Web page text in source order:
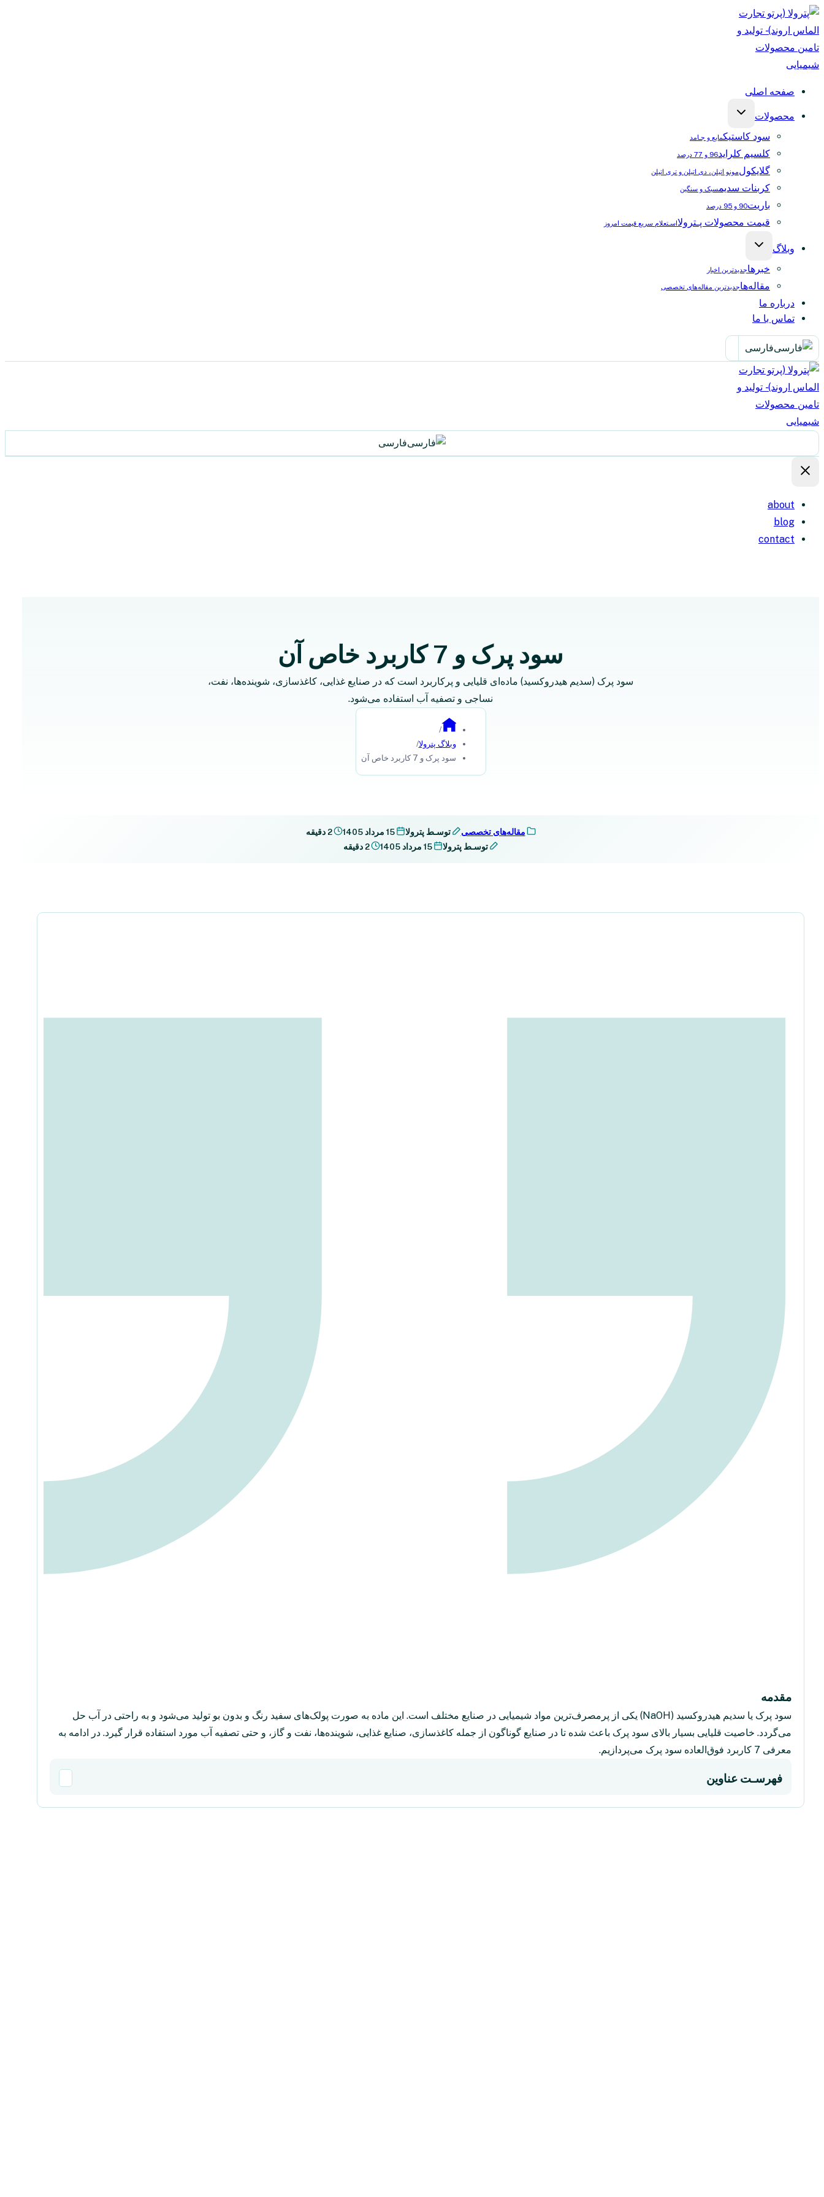
بازگشت
به
محتوا
صفحه اصلی
محصولات
سود کاستیکمایع و جـامد
کلسیم کلراید96 و 77 درصد
گلایکول‌مونو اتیلن، دی اتیلن و تری اتیلن
کربنات سدیمسبک و سنگین
باریت90 و 95 درصد
قیمت محصولات پـترولااسـتعلام سریع قیمت امروز
وبلاگ
خبر‌هاجدیدترین اخبار
مقاله‌هاجدیدترین مقاله‌های تخصصی
درباره ما
تماس با ما
فارسی
فارسی
about
blog
contact
سود پرک و 7 کاربرد خاص آن
سود پرک (سدیم هیدروکسید) ماده‌ای قلیایی و پرکاربرد است که در صنایع غذایی، کاغذسازی، شوینده‌ها، نفت،
نساجی و تصفیه آب استفاده می‌شود.
/
وبلاگ پترولا/
سود پرک و 7 کاربرد خاص آن
مقاله‌های تخصصی توسـط پترولا 15 مرداد 1405
2 دقیقه
توسـط پترولا
15 مرداد 1405 2 دقیقه
مقدمه‌
سود پرک یا سدیم هیدروکسید (NaOH) یکی از پرمصرف‌ترین مواد شیمیایی در صنایع مختلف است. این ماده به صورت پولک‌های سفید رنگ و بدون بو تولید می‌شود و به راحتی در آب حل
می‌گردد. خاصیت قلیایی بسیار بالای سود پرک باعث شده تا در صنایع گوناگون از جمله کاغذسازی، صنایع غذایی، شوینده‌ها، نفت و گاز، و حتی تصفیه آب مورد استفاده قرار گیرد. در ادامه به
معرفی 7 کاربرد فوق‌العاده سود پرک می‌پردازیم.
فهرسـت عناوین